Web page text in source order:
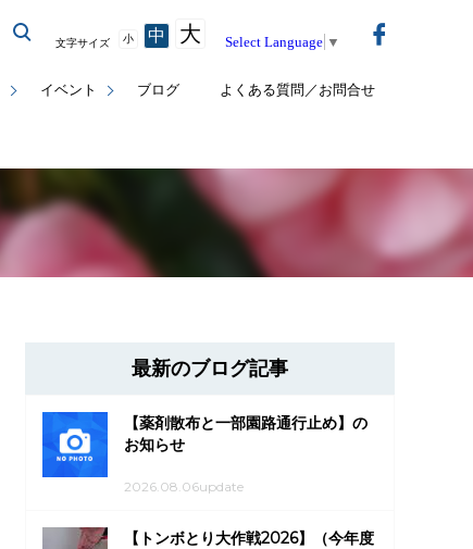
イベント ブログ よくある質問／お問合せ
文字サイズ 小 中 大 Select Language ▼
最新のブログ記事
【薬剤散布と一部園路通行止め】の
お知らせ
2026.08.06update
【トンボとり大作戦2026】（今年度